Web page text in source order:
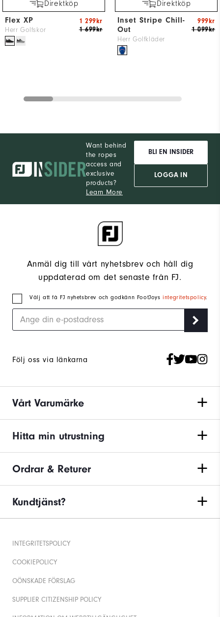
Direktköp
Flex XP
Herr Golfskor 1 699kr
1 299kr
Direktköp
Inset Stripe Chill-
Out
Herr Golfkläder
1 099kr
999kr
Want behind
the ropes
access and
exclusive
products?
Learn More
BLI EN INSIDER
LOGGA IN
Anmäl dig till vårt nyhetsbrev och håll dig
uppdaterad om det senaste från FJ.
Välj att få FJ nyhetsbrev och godkänn FootJoysintegritetspolicy.
Följ oss via länkarna
Vårt Varumärke
Hitta min utrustning
Ordrar & Returer
Kundtjänst?
INTEGRITETSPOLICY
COOKIEPOLICY
OÖNSKADE FÖRSLAG
SUPPLIER CITIZENSHIP POLICY